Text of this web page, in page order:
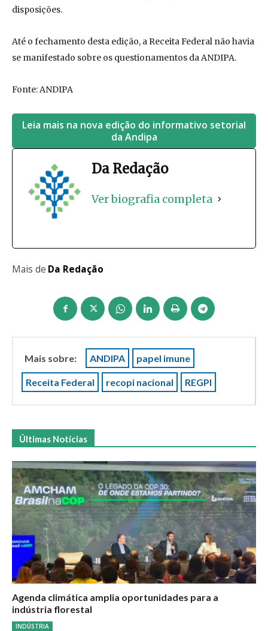
disposições.
Até o fechamento desta edição, a Receita Federal não havia
se manifestado sobre os questionamentos da ANDIPA.
Fonte: ANDIPA
Leia mais na nova edição do informativo setorial
da Andipa
Da Redação
Ver biografia completa
Mais de Da Redação
Mais sobre: ANDIPA papel imune
Receita Federal recopi nacional REGPI
Últimas Notícias
Agenda climática amplia oportunidades para a
indústria florestal
INDÚSTRIA